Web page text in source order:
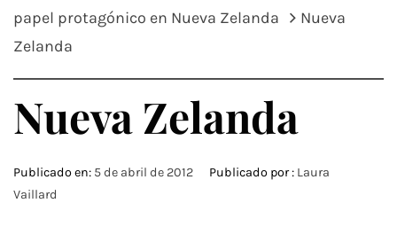
papel protagónico en Nueva Zelanda
Nueva
Zelanda
Nueva Zelanda
Publicado en: 5 de abril de 2012 Publicado por : Laura
Vaillard